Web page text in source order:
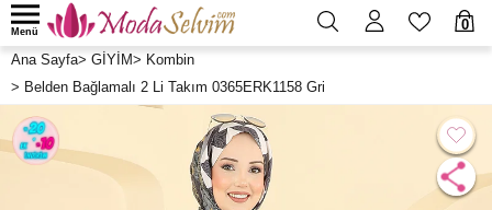
0
Menü
Ana Sayfa> GİYİM> Kombin
> Belden Bağlamalı 2 Li Takım 0365ERK1158 Gri